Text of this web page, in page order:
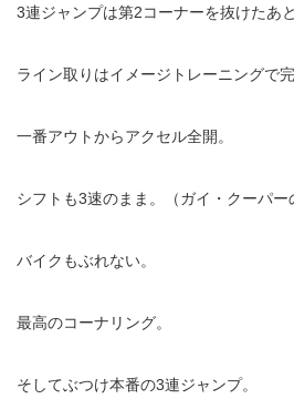
3連ジャンプは第2コーナーを抜けたあ
ライン取りはイメージトレーニングで完
一番アウトからアクセル全開。
シフトも3速のまま。（ガイ・クーパー
バイクもぶれない。
最高のコーナリング。
そしてぶつけ本番の3連ジャンプ。